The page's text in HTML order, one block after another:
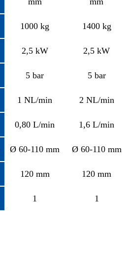
1000 kg 1400 kg
2,5 kW 2,5 kW
5 bar 5 bar
1 NL/min 2 NL/min
0,80 L/min 1,6 L/min
Ø 60-110 mm Ø 60-110 mm
120 mm 120 mm
1 1